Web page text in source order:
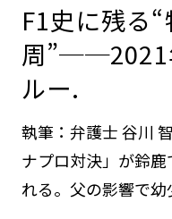
F1史に残る
周”──2021
ルー.
執筆：弁護士 谷川
ナプロ対決」が鈴
れる。父の影響で幼